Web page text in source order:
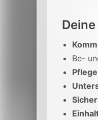
Be-
Pflege